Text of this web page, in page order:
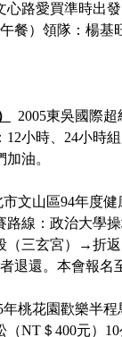
心路愛買準時出
餐）領隊：楊基
2005東吳國際
12小時、24小時
油。
市文山區94年度
路線：政治大學
三玄宮）→折
退還。本會報
年桃花園歡樂半
（NT＄400元）